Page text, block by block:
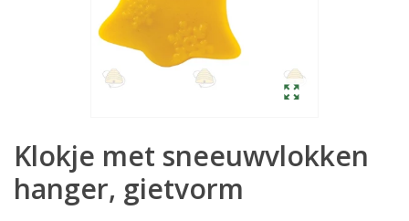
Klokje met sneeuwvlokken
hanger, gietvorm